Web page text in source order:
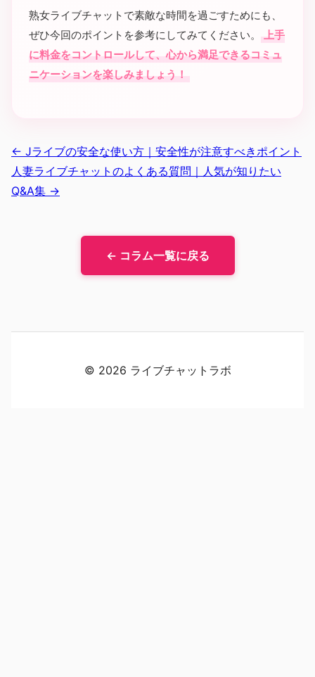
熟女ライブチャットで素敵な時間を過ごすためにも、
ぜひ今回のポイントを参考にしてみてください。
上手
に料金をコントロールして、心から満足できるコミュ
ニケーションを楽しみましょう！
← Jライブの安全な使い方｜安全性が注意すべきポイント
人妻ライブチャットのよくある質問｜人気が知りたい
Q&A集 →
← コラム一覧に戻る
© 2026 ライブチャットラボ